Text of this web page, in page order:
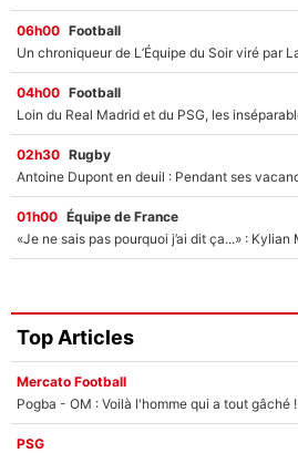
06h00 Football
04h00 Football
02h30 Rugby
01h00 Équipe de France
Top Articles
Mercato Football
Pogba - OM : Voilà l'homme qui a tout gâché !
PSG